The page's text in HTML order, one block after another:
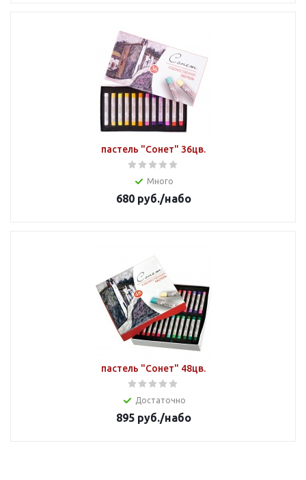
пастель "Сонет" 36цв.
Много
680руб./набо
пастель "Сонет" 48цв.
Достаточно
895руб./набо